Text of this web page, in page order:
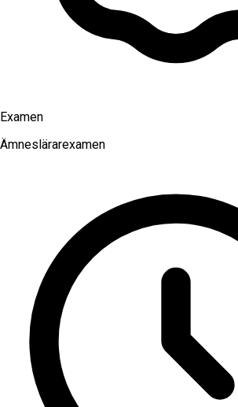
Examen
Ämneslärarexamen